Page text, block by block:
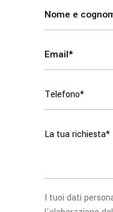
I tuoi dati